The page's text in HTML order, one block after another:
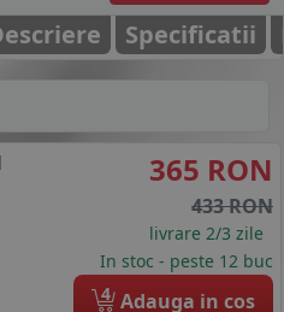
Specificatii
365 RON
433 RON
livrare 2/3 zile
In stoc - peste 12 buc
4 Adauga in cos